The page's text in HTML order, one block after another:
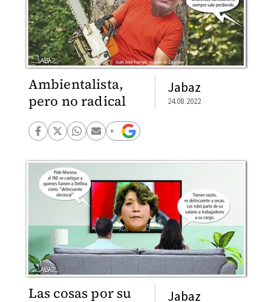
Ambientalista,
pero no radical
Jabaz
24.08.2022
Las cosas por su
Jabaz